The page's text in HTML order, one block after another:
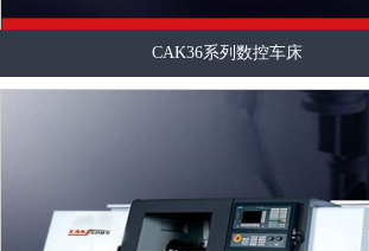
CAK36系列数控车床